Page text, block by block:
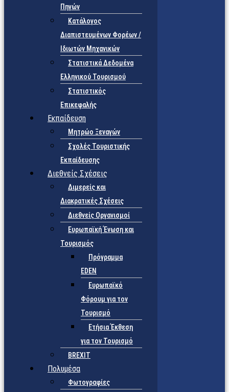
Πηγών
Κατάλογος
Διαπιστευμένων Φορέων /
Ιδιωτών Μηχανικών
Στατιστικά Δεδομένα
Ελληνικού Τουρισμού
Στατιστικός
Επικεφαλής
Εκπαίδευση
Μητρώο Ξεναγών
Σχολές Τουριστικής
Εκπαίδευσης
Διεθνείς Σχέσεις
Διμερείς και
Διακρατικές Σχέσεις
Διεθνείς Οργανισμοί
Ευρωπαϊκή Ένωση και
Τουρισμός
Πρόγραμμα
EDEN
Ευρωπαϊκό
Φόρουμ για τον
Τουρισμό
Ετήσια Έκθεση
για τον Τουρισμό
BREXIT
Πολυμέσα
Φωτογραφίες